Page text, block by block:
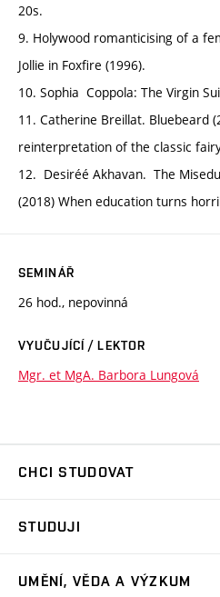
20s.
9. Holywood romanticising of a
Jollie in Foxfire (1996).
10. Sophia Coppola: The Virgin
11. Catherine Breillat. Bluebeard
reinterpretation of the classic
12. Desiréé Akhavan. The
(2018) When education turns
SEMINÁŘ
26 hod., nepovinná
VYUČUJÍCÍ / LEKTOR
Mgr. et MgA. Barbora Lungová
CHCI STUDOVAT
Přijímačky
STUDUJI
UMĚNÍ, VĚDA A VÝZKUM